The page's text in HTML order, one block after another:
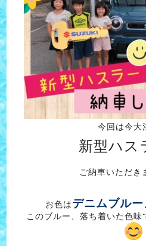
今回は今大
新型ハス
ご納車いただき
お色はデニムブル
このブルー、落ち着いた色